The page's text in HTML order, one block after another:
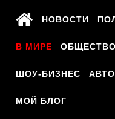
НОВОСТИ
В МИРЕ ОБЩЕСТВО
ШОУ-БИЗНЕС
МОЙ БЛОГ